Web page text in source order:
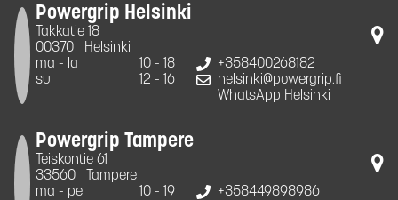
Powergrip Helsinki
Takkatie 18
00370
Helsinki
ma - la
10 - 18
su
12 - 16
+358400268182
helsinki@powergrip.fi
WhatsApp Helsinki
Powergrip Tampere
Teiskontie 61
33560
Tampere
ma - pe
10 - 19
+358449898986